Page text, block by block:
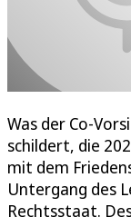
Was der Co-
schildert, die
mit dem
Untergang des
Rechtsstaat.